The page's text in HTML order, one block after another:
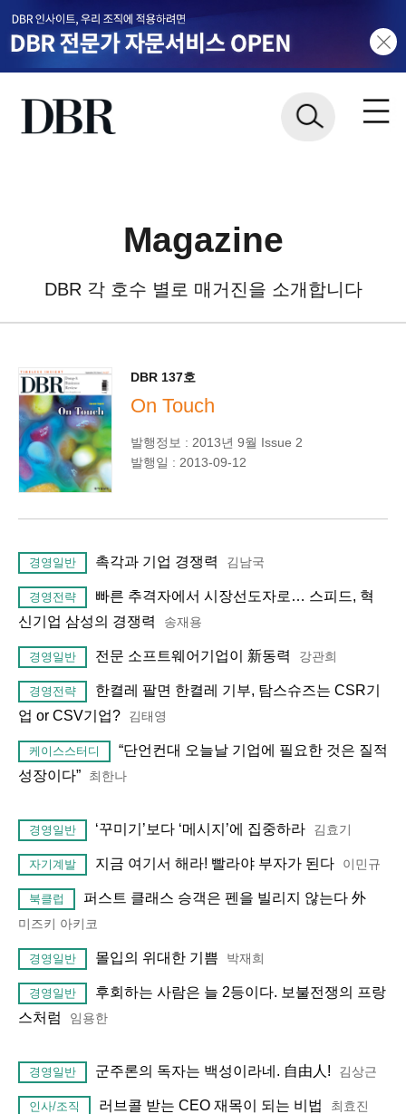
Magazine
DBR 각 호수 별로 매거진을 소개합니다
DBR 137호
On Touch
발행정보 : 2013년 9월 Issue 2
발행일 : 2013-09-12
경영일반 촉각과 기업 경쟁력 김남국
경영전략
빠른 추격자에서 시장선도자로… 스피드, 혁
신기업 삼성의 경쟁력
송재용
경영일반 전문 소프트웨어기업이 新동력 강관희
경영전략
한켤레 팔면 한켤레 기부, 탐스슈즈는 CSR기
업 or CSV기업?
김태영
케이스스터디
“단언컨대 오늘날 기업에 필요한 것은 질적
성장이다”
최한나
경영일반 ‘꾸미기’보다 ‘메시지’에 집중하라 김효기
자기계발 지금 여기서 해라! 빨라야 부자가 된다 이민규
북클럽 퍼스트 클래스 승객은 펜을 빌리지 않는다 外
미즈키 아키코
경영일반 몰입의 위대한 기쁨 박재희
경영일반
후회하는 사람은 늘 2등이다. 보불전쟁의 프랑
스처럼
임용한
경영일반 군주론의 독자는 백성이라네. 自由人! 김상근
인사/조직 러브콜 받는 CEO 재목이 되는 비법 최효진